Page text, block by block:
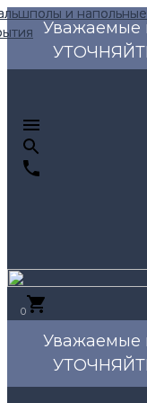
Уважаемые
0
Уважаемые